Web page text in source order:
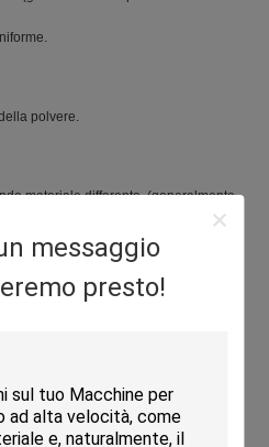
messaggio
presto!
polvere.
materiale differente. (generalmente
di polveri del tessuto o del